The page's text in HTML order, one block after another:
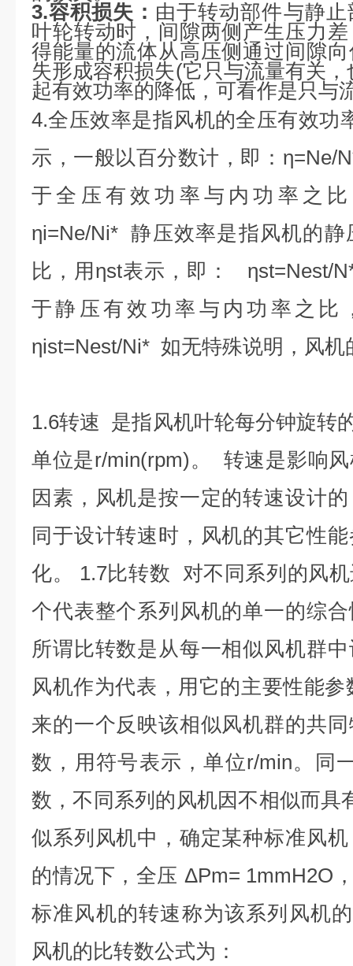
3.容积损失： 由于转动部件与静
叶轮转动时，间隙两侧产生压力
得能量的流体从高压侧通过间隙
失形成容积损失(它只与流量有关
起有效功率的降低，可看作是只与
4.全压效率是指风机的全压有效功
示，一般以百分数计，即：η=Ne/
于全压有效功率与内功率之
ηi=Ne/Ni* 静压效率是指风机的
比，用ηst表示，即： ηst=Nest/
于静压有效功率与内功率之
ηist=Nest/Ni* 如无特殊说明，风机
1.6转速 是指风机叶轮每分钟旋转
单位是r/min(rpm)。 转速是影响
因素，风机是按一定的转速设计
同于设计转速时，风机的其它性
化。 1.7比转数 对不同系列的风
个代表整个系列风机的单一的综
所谓比转数是从每一相似风机群
风机作为代表，用它的主要性能
来的一个反映该相似风机群的共
数，用符号表示，单位r/min。同
数，不同系列的风机因不相似而
似系列风机中，确定某种标准风
的情况下，全压 ΔPm= 1mmH2O
标准风机的转速称为该系列风机
风机的比转数公式为：